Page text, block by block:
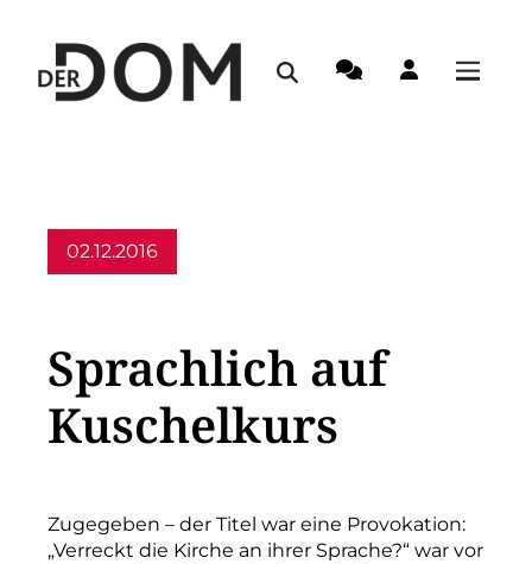
02.12.2016
Sprachlich auf
Kuschelkurs
Zugegeben – der Titel war eine Provokation:
„Verreckt die Kirche an ihrer Sprache?“ war vor